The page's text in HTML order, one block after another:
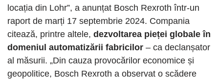
locația din Lohr”, a anunțat Bosch Rexroth într-un
raport de marți 17 septembrie 2024. Compania
citează, printre altele, dezvoltarea pieței globale în
domeniul automatizării fabricilor – ca declanșator
al măsurii. „Din cauza provocărilor economice și
geopolitice, Bosch Rexroth a observat o scădere